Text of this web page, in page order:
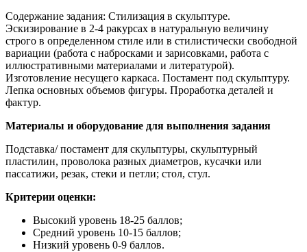
Содержание задания: Стилизация в скульптуре.
Эскизирование в 2-4 ракурсах в натуральную величину
строго в определенном стиле или в стилистически свободной
вариации (работа с набросками и зарисовками, работа с
иллюстративными материалами и литературой).
Изготовление несущего каркаса. Постамент под скульптуру.
Лепка основных объемов фигуры. Проработка деталей и
фактур.
Материалы и оборудование для выполнения задания
Подставка/ постамент для скульптуры, скульптурный
пластилин, проволока разных диаметров, кусачки или
пассатижи, резак, стеки и петли; стол, стул.
Критерии оценки:
Высокий уровень 18-25 баллов;
Средний уровень 10-15 баллов;
Низкий уровень 0-9 баллов.